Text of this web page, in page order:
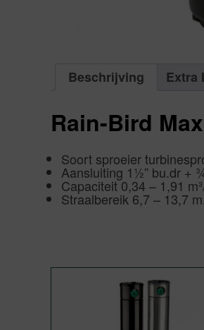
Beschrijving Extra
Rain-Bird
Soort sproeier
Aansluiting 1½” bu.dr +
Capaciteit 0,34 – 1,91
Straalbereik 6,7 – 13,7 m.